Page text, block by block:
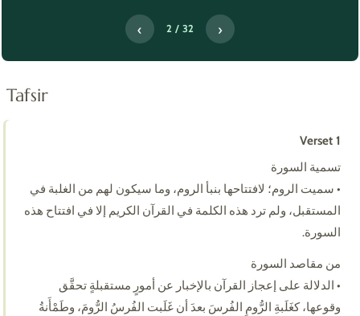
‹ 2 / 32 ›
Tafsir
Verset 1
تسمية السورة
• سميت الروم؛ لافتتاحها بنبأ الروم، وما سيكون لهم من الغلبة في
المستقبل، ولم ترد هذه الكلمة في القرآن الكريم إلا في افتتاح هذه
السورة.
من مقاصد السورة
• الدلالة على إعجاز القرآن بالإخبار عن أمورٍ مستقبلةٍ تحقَّق
وقوعها، كغَلَبةِ الرُّومِ الفُرسَ بعدَ أن غَلَبت الفُرسُ الرُّومَ، وطَمْأَنةُ